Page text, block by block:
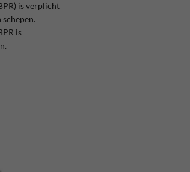
is verplicht
is